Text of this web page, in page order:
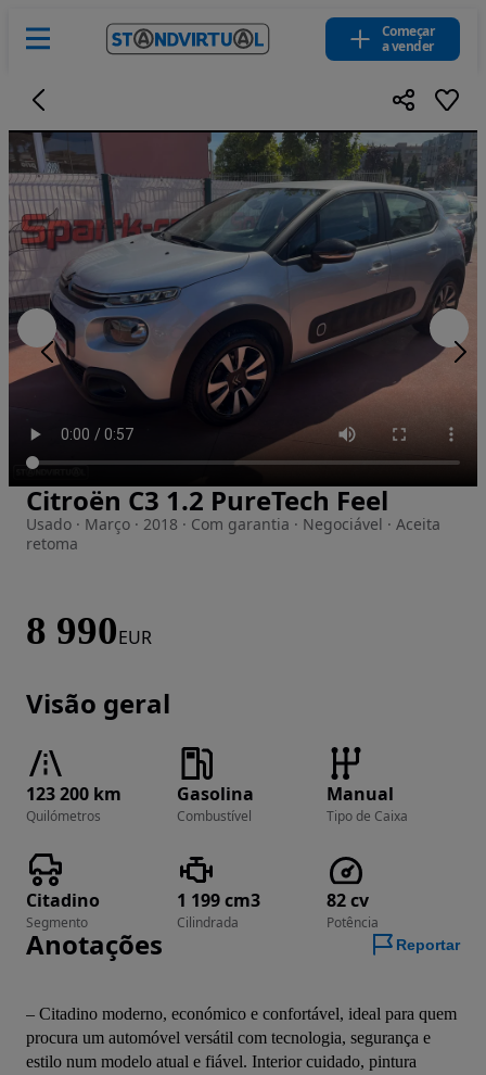
Começar
a vender
Imagem 1 de 18
Citroën C3 1.2 PureTech Feel
Usado · Março · 2018 · Com garantia · Negociável · Aceita
retoma
8 990EUR
Visão geral
123 200 km
Quilómetros
Gasolina
Combustível
Manual
Tipo de Caixa
Citadino
Segmento
1 199 cm3
Cilindrada
82 cv
Potência
Anotações Reportar
– Citadino moderno, económico e confortável, ideal para quem
procura um automóvel versátil com tecnologia, segurança e
estilo num modelo atual e fiável. Interior cuidado, pintura